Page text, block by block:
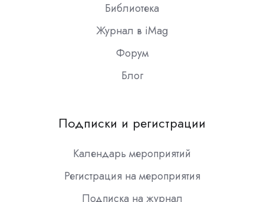
Библиотека
Журнал в iMag
Форум
Блог
Подписки и регистрации
Календарь мероприятий
Регистрация на мероприятия
Подписка на журнал